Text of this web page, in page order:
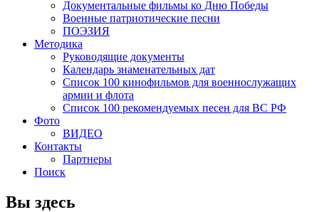
Документальные фильмы ко Дню Победы
Военные патриотические песни
ПОЭЗИЯ
Методика
Руководящие документы
Календарь знаменательных дат
Список 100 кинофильмов для военнослужащих
армии и флота
Список 100 рекомендуемых песен для ВС РФ
Фото
ВИДЕО
Контакты
Партнеры
Поиск
Вы здесь